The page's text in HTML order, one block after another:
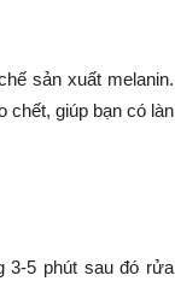
sản xuất melanin.
chết, giúp bạn có làn
3-5 phút sau đó rửa